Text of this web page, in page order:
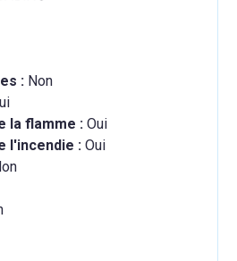
: Non
la flamme : Oui
l'incendie : Oui